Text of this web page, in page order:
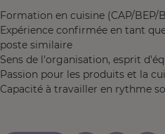
Formation en cuisine (CAP/BEP/
Expérience confirmée en tant
poste similaire
Sens de l'organisation, esprit
Passion pour les produits et la
Capacité à travailler en rythme